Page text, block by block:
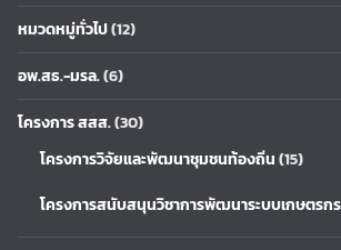
หมวดหมู่ทั่วไป(12)
อพ.สธ.-มรล.(6)
โครงการ สสส.(30)
โครงการวิจัยและพัฒนาชุมชนท้องถิ่น(15)
โครงการสนับสนุนวิชาการพัฒนาระบบเกษตรก